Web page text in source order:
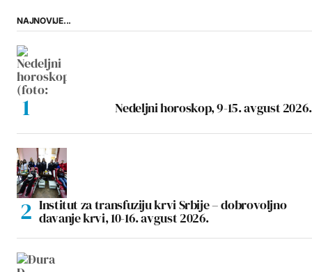
NAJNOVIJE...
Nedeljni horoskop, 9-15. avgust 2026.
Institut za transfuziju krvi Srbije – dobrovoljno
davanje krvi, 10-16. avgust 2026.